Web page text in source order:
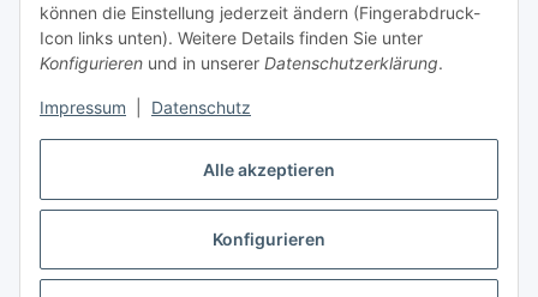
Alle akzeptieren
Konfigurieren
können die Einstellung jederzeit ändern (Fingerabdruck-
Icon links unten). Weitere Details finden Sie unter
Konfigurieren und in unserer Datenschutzerklärung.
Impressum Datenschutz
mehr informationen hier
Vertrag widerrufen
* Alle Preise inkl. gesetzlicher USt., zzgl.Versand